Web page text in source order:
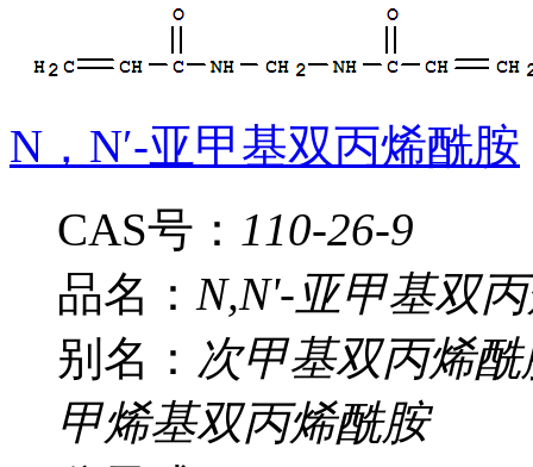
N，N′-亚甲基双丙烯酰胺
CAS号： 110-26-9
品名： N,N'-亚甲基双
别名： 次甲基双丙烯
甲烯基双丙烯酰胺